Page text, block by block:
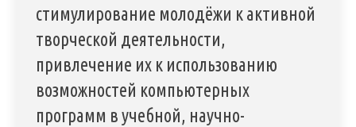
стимулирование молодёжи к активной
творческой деятельности,
привлечение их к использованию
возможностей компьютерных
программ в учебной, научно-